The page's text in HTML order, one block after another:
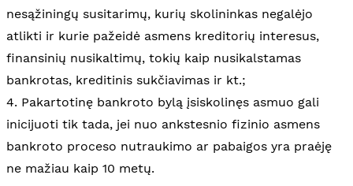
nesąžiningų susitarimų, kurių skolininkas negalėjo
atlikti ir kurie pažeidė asmens kreditorių interesus,
finansinių nusikaltimų, tokių kaip nusikalstamas
bankrotas, kreditinis sukčiavimas ir kt.;
4. Pakartotinę bankroto bylą įsiskolinęs asmuo gali
inicijuoti tik tada, jei nuo ankstesnio fizinio asmens
bankroto proceso nutraukimo ar pabaigos yra praėję
ne mažiau kaip 10 metų.